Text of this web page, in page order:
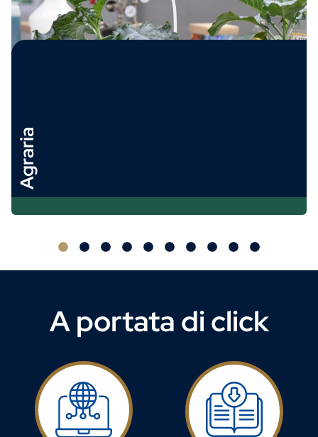
Agraria
A portata di click